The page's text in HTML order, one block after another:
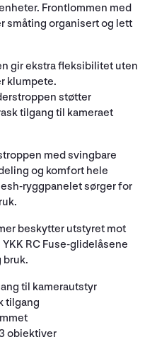
Frontlommen med
småting organisert og lett
gir ekstra fleksibilitet uten
klumpete.
støtter
tilgang til kameraet
med svingbare
og komfort hele
ryggpanelet sørger for
beskytter utstyret mot
RC Fuse-glidelåsene
bruk.
til kamerautstyr
tilgang
objektiver